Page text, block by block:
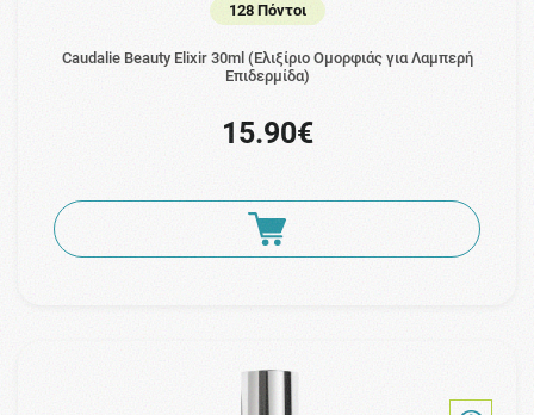
128 Πόντοι
Caudalie Beauty Elixir 30ml (Ελιξίριο Ομορφιάς για Λαμπερή
Επιδερμίδα)
15.90€